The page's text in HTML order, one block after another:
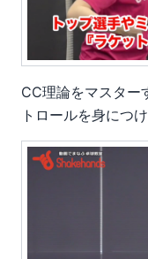
CC理論をマスター
トロールを身につ